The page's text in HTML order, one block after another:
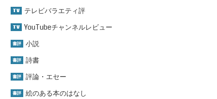
TV テレビバラエティ評
TV YouTubeチャンネルレビュー
書評 小説
書評 詩書
書評 評論・エセー
書評 絵のある本のはなし